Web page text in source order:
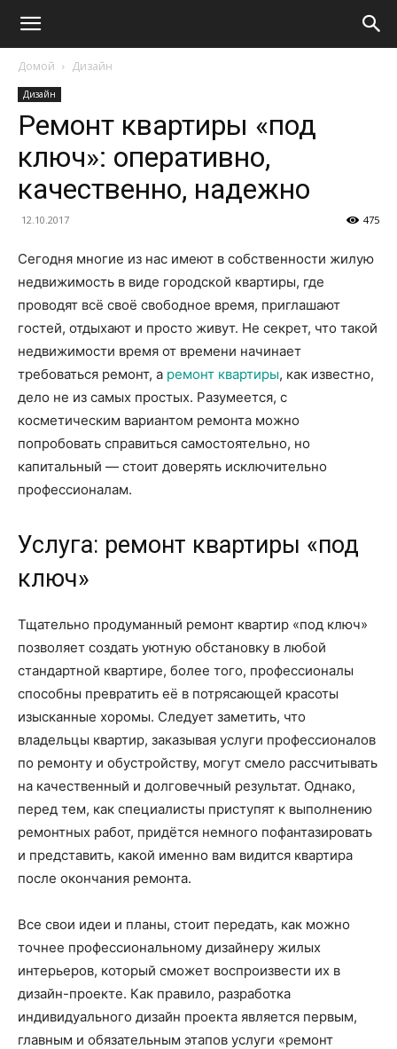
Домой Дизайн
Дизайн
Ремонт квартиры «под
ключ»: оперативно,
качественно, надежно
12.10.2017 475
Сегодня многие из нас имеют в собственности жилую
недвижимость в виде городской квартиры, где
проводят всё своё свободное время, приглашают
гостей, отдыхают и просто живут. Не секрет, что такой
недвижимости время от времени начинает
требоваться ремонт, а ремонт квартиры, как известно,
дело не из самых простых. Разумеется, с
косметическим вариантом ремонта можно
попробовать справиться самостоятельно, но
капитальный — стоит доверять исключительно
профессионалам.
Услуга: ремонт квартиры «под
ключ»
Тщательно продуманный ремонт квартир «под ключ»
позволяет создать уютную обстановку в любой
стандартной квартире, более того, профессионалы
способны превратить её в потрясающей красоты
изысканные хоромы. Следует заметить, что
владельцы квартир, заказывая услуги профессионалов
по ремонту и обустройству, могут смело рассчитывать
на качественный и долговечный результат. Однако,
перед тем, как специалисты приступят к выполнению
ремонтных работ, придётся немного пофантазировать
и представить, какой именно вам видится квартира
после окончания ремонта.
Все свои идеи и планы, стоит передать, как можно
точнее профессиональному дизайнеру жилых
интерьеров, который сможет воспроизвести их в
дизайн-проекте. Как правило, разработка
индивидуального дизайн проекта является первым,
главным и обязательным этапов услуги «ремонт